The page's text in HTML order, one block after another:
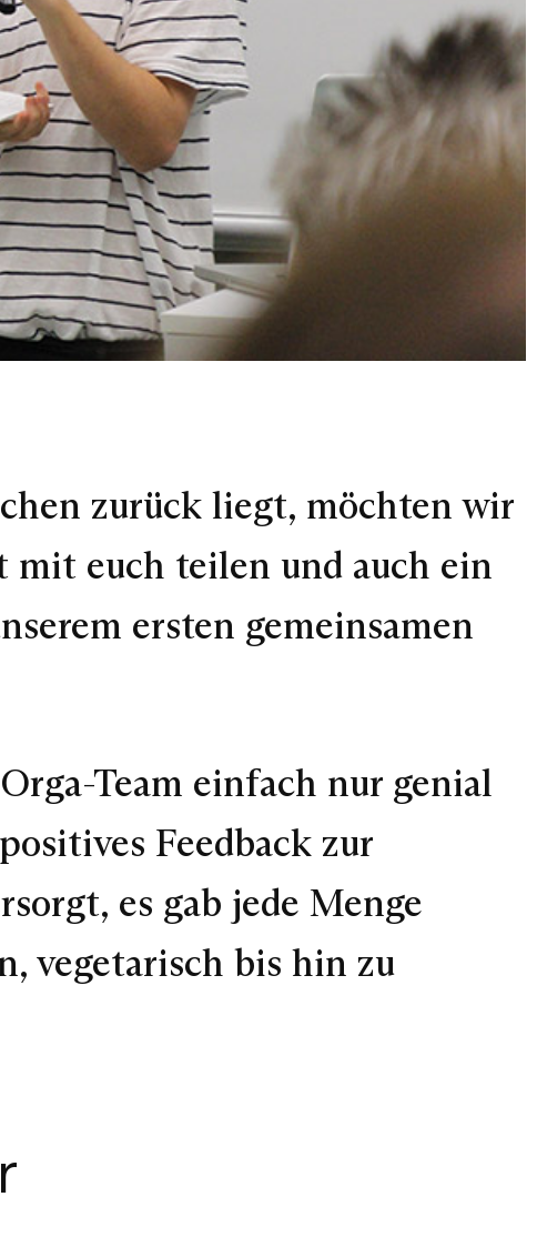
zurück liegt, möchten wir
mit euch teilen und auch ein
ersten gemeinsamen
Team einfach nur genial
Feedback zur
es gab jede Menge
vegetarisch bis hin zu